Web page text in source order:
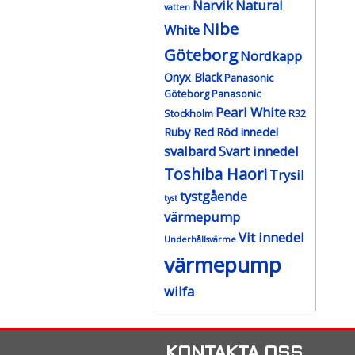
vatten NarvikNatural
White Nibe
GöteborgNordkapp
Onyx Black Panasonic
Göteborg Panasonic
Stockholm Pearl White R32
Ruby Red Röd innedel
svalbardSvart innedel
Toshiba HaoriTrysil
tyst tystgående
värmepump
Underhållsvärme Vit innedel
värmepump
wilfa